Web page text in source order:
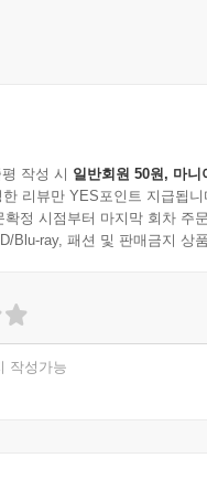
작성 시 일반회원 50원, 마니
리뷰만 YES포인트 지급됩니
정 시점부터 마지막 회차 주
Blu-ray, 패션 및 판매금지 상
작성가능